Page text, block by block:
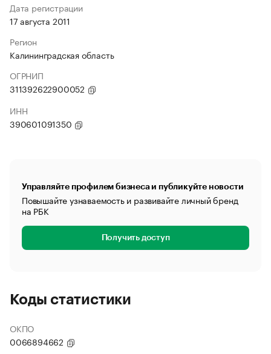
Дата регистрации
17 августа 2011
Регион
Калининградская область
ОГРНИП
311392622900052
ИНН
390601091350
Управляйте профилем бизнеса и публикуйте новости
Повышайте узнаваемость и развивайте личный бренд
на РБК
Получить доступ
Коды статистики
ОКПО
0066894662